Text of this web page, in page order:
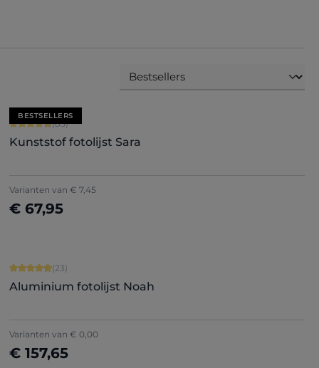
BESTSELLERS
Gemiddelde waardering van 4.71 van 5 sterren
(85)
Kunststof fotolijst Sara
Varianten van € 7,45
€ 67,95
Nu configureren
Gemiddelde waardering van 4.91 van 5 sterren
(23)
Aluminium fotolijst Noah
Varianten van € 0,00
€ 157,65
Nu configureren